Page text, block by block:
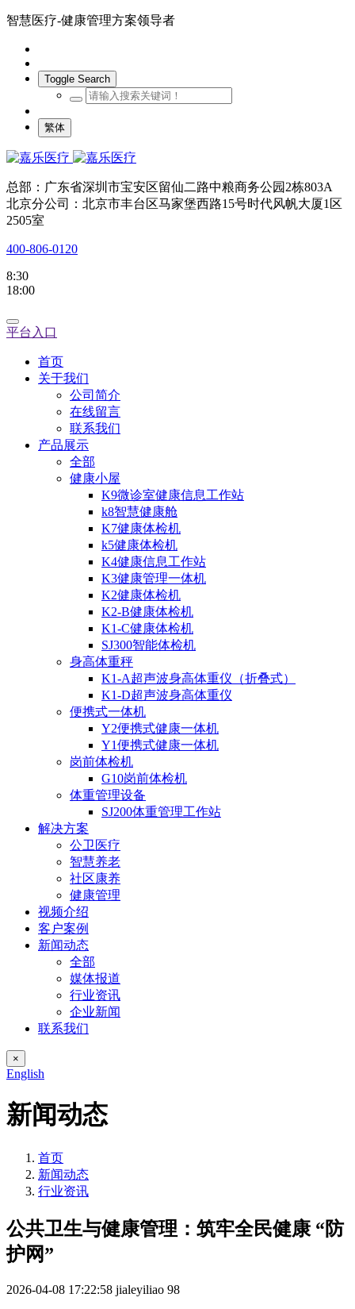
智慧医疗-健康管理方案领导者
Toggle Search
繁体
总部：广东省深圳市宝安区留仙二路中粮商务公园2栋803A
北京分公司：北京市丰台区马家堡西路15号时代风帆大厦1区
2505室
400-806-0120
8:30
18:00
平台入口
首页
关于我们
公司简介
在线留言
联系我们
产品展示
全部
健康小屋
K9微诊室健康信息工作站
k8智慧健康舱
K7健康体检机
k5健康体检机
K4健康信息工作站
K3健康管理一体机
K2健康体检机
K2-B健康体检机
K1-C健康体检机
SJ300智能体检机
身高体重秤
K1-A超声波身高体重仪（折叠式）
K1-D超声波身高体重仪
便携式一体机
Y2便携式健康一体机
Y1便携式健康一体机
岗前体检机
G10岗前体检机
体重管理设备
SJ200体重管理工作站
解决方案
公卫医疗
智慧养老
社区康养
健康管理
视频介绍
客户案例
新闻动态
全部
媒体报道
行业资讯
企业新闻
联系我们
×
English
新闻动态
首页
新闻动态
行业资讯
公共卫生与健康管理：筑牢全民健康 “防
护网”
2026-04-08 17:22:58 jialeyiliao 98